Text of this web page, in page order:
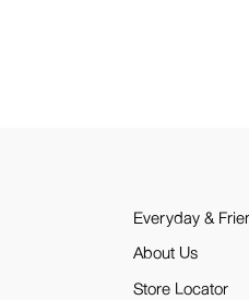
Everyday &
About Us
Store Locator